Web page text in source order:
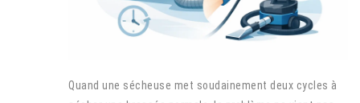
Quand une sécheuse met soudainement deux cycles à